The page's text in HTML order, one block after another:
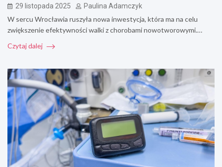
29 listopada 2025 Paulina Adamczyk
W sercu Wrocławia ruszyła nowa inwestycja, która ma na celu
zwiększenie efektywności walki z chorobami nowotworowymi.…
Czytaj dalej